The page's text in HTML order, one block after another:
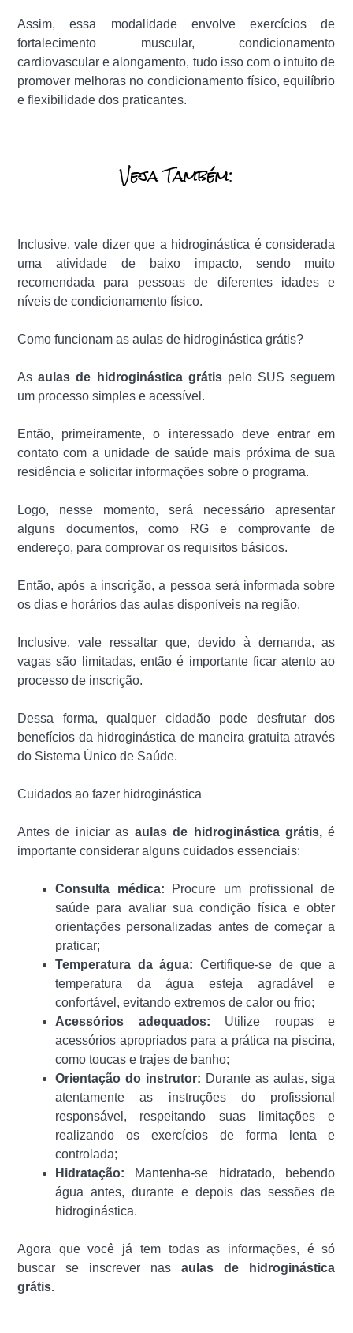
Assim, essa modalidade envolve exercícios de
fortalecimento muscular, condicionamento
cardiovascular e alongamento, tudo isso com o intuito de
promover melhoras no condicionamento físico, equilíbrio
e flexibilidade dos praticantes.
Veja Também:
Inclusive, vale dizer que a hidroginástica é considerada
uma atividade de baixo impacto, sendo muito
recomendada para pessoas de diferentes idades e
níveis de condicionamento físico.
Como funcionam as aulas de hidroginástica grátis?
Asaulas de hidroginástica grátispelo SUS seguem
um processo simples e acessível.
Então, primeiramente, o interessado deve entrar em
contato com a unidade de saúde mais próxima de sua
residência e solicitar informações sobre o programa.
Logo, nesse momento, será necessário apresentar
alguns documentos, como RG e comprovante de
endereço, para comprovar os requisitos básicos.
Então, após a inscrição, a pessoa será informada sobre
os dias e horários das aulas disponíveis na região.
Inclusive, vale ressaltar que, devido à demanda, as
vagas são limitadas, então é importante ficar atento ao
processo de inscrição.
Dessa forma, qualquer cidadão pode desfrutar dos
benefícios da hidroginástica de maneira gratuita através
do Sistema Único de Saúde.
Cuidados ao fazer hidroginástica
Antes de iniciar as aulas de hidroginástica grátis, é
importante considerar alguns cuidados essenciais:
Consulta médica: Procure um profissional de
saúde para avaliar sua condição física e obter
orientações personalizadas antes de começar a
praticar;
Temperatura da água: Certifique-se de que a
temperatura da água esteja agradável e
confortável, evitando extremos de calor ou frio;
Acessórios adequados: Utilize roupas e
acessórios apropriados para a prática na piscina,
como toucas e trajes de banho;
Orientação do instrutor: Durante as aulas, siga
atentamente as instruções do profissional
responsável, respeitando suas limitações e
realizando os exercícios de forma lenta e
controlada;
Hidratação: Mantenha-se hidratado, bebendo
água antes, durante e depois das sessões de
hidroginástica.
Agora que você já tem todas as informações, é só
buscar se inscrever nasaulas de hidroginástica
grátis.